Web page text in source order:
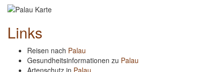
Links
Reisen nach Palau
Gesundheitsinformationen zu Palau
Artenschutz in Palau